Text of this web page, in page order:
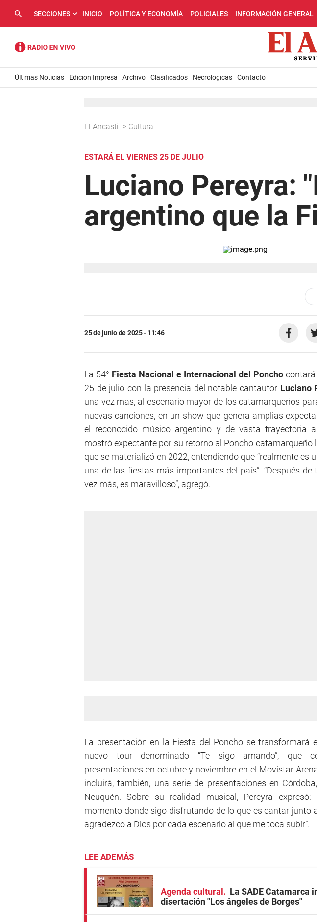
SECCIONES INICIO POLÍTICA Y ECONOMÍA POLICIALES INFORMACIÓN GENERAL
Últimas Noticias Edición Impresa Archivo Clasificados Necrológicas Contacto
El Ancasti > Cultura
ESTARÁ EL VIERNES 25 DE JULIO
Luciano Pereyra:
argentino que la
25 de junio de 2025 - 11:46
La 54° Fiesta Nacional e Internacional del Poncho contará
25 de julio con la presencia del notable cantautor Luciano
una vez más, al escenario mayor de los catamarqueños
nuevas canciones, en un show que genera amplias
el reconocido músico argentino y de vasta trayectoria
mostró expectante por su retorno al Poncho catamarqueño
que se materializó en 2022, entendiendo que “realmente es
una de las fiestas más importantes del país”. “Después de
vez más, es maravilloso”, agregó.
La presentación en la Fiesta del Poncho se transformará
nuevo tour denominado “Te sigo amando”, que
presentaciones en octubre y noviembre en el Movistar
incluirá, también, una serie de presentaciones en
Neuquén. Sobre su realidad musical, Pereyra
momento donde sigo disfrutando de lo que es cantar junto
agradezco a Dios por cada escenario al que me toca subir”.
LEE ADEMÁS
Agenda cultural
La SADE Catamarca
disertación "Los ángeles de Borges"